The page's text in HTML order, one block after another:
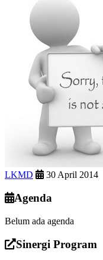
LKMD 30 April 2014
Agenda
Belum ada agenda
Sinergi Program